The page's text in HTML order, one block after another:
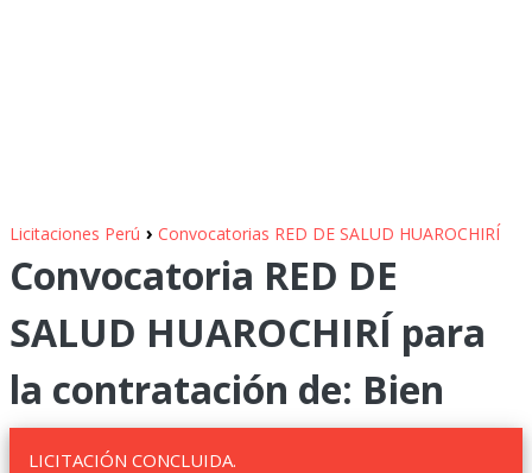
Licitaciones Perú › Convocatorias RED DE SALUD HUAROCHIRÍ
Convocatoria RED DE
SALUD HUAROCHIRÍ para
la contratación de: Bien
LICITACIÓN CONCLUIDA.